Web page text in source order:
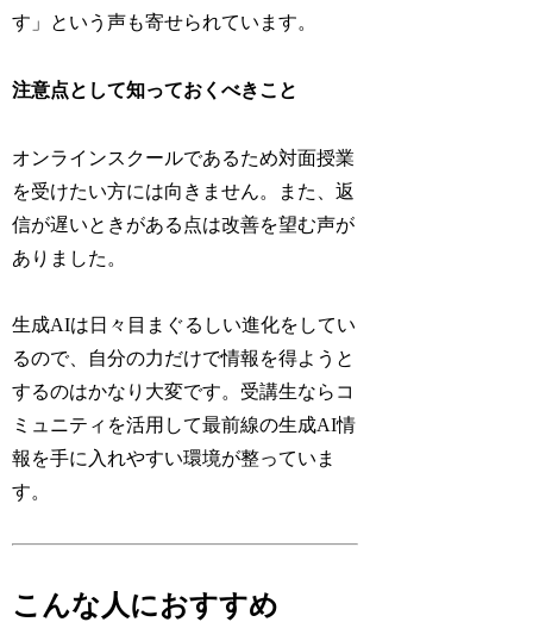
す」という声も寄せられています。
注意点として知っておくべきこと
オンラインスクールであるため対面授業
を受けたい方には向きません。また、返
信が遅いときがある点は改善を望む声が
ありました。
生成AIは日々目まぐるしい進化をしてい
るので、自分の力だけで情報を得ようと
するのはかなり大変です。受講生ならコ
ミュニティを活用して最前線の生成AI情
報を手に入れやすい環境が整っていま
す。
こんな人におすすめ